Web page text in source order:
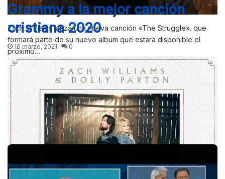
Zach Williams lanza una nueva canción «The Struggle». que
formará parte de su nuevo album que estará disponible el
próximo…
Grammy a la mejor canción
cristiana 2020
16 marzo, 2021 0